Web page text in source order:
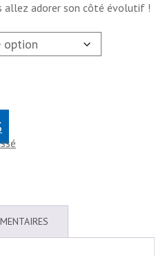
allez adorer son côté évolutif !